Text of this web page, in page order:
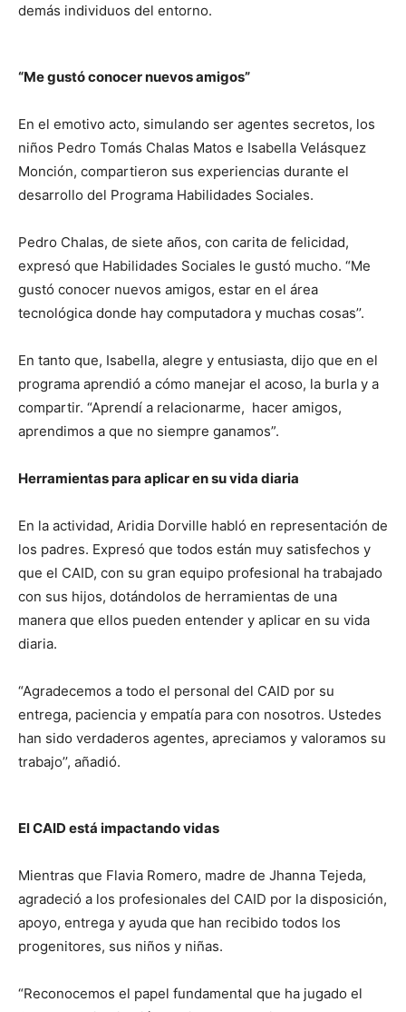
demás individuos del entorno.
“Me gustó conocer nuevos amigos”
En el emotivo acto, simulando ser agentes secretos, los
niños Pedro Tomás Chalas Matos e Isabella Velásquez
Monción, compartieron sus experiencias durante el
desarrollo del Programa Habilidades Sociales.
Pedro Chalas, de siete años, con carita de felicidad,
expresó que Habilidades Sociales le gustó mucho. “Me
gustó conocer nuevos amigos, estar en el área
tecnológica donde hay computadora y muchas cosas’’.
En tanto que, Isabella, alegre y entusiasta, dijo que en el
programa aprendió a cómo manejar el acoso, la burla y a
compartir. “Aprendí a relacionarme, hacer amigos,
aprendimos a que no siempre ganamos”.
Herramientas para aplicar en su vida diaria
En la actividad, Aridia Dorville habló en representación de
los padres. Expresó que todos están muy satisfechos y
que el CAID, con su gran equipo profesional ha trabajado
con sus hijos, dotándolos de herramientas de una
manera que ellos pueden entender y aplicar en su vida
diaria.
“Agradecemos a todo el personal del CAID por su
entrega, paciencia y empatía para con nosotros. Ustedes
han sido verdaderos agentes, apreciamos y valoramos su
trabajo’’, añadió.
El CAID está impactando vidas
Mientras que Flavia Romero, madre de Jhanna Tejeda,
agradeció a los profesionales del CAID por la disposición,
apoyo, entrega y ayuda que han recibido todos los
progenitores, sus niños y niñas.
“Reconocemos el papel fundamental que ha jugado el